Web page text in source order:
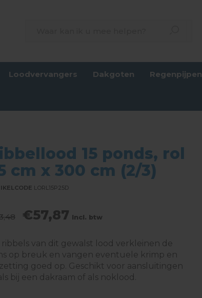
Loodvervangers Dakgoten Regenpijpen
15 ponds, rol
cm x 300 cm (2/3)
LORL15P25D
€57,87 Incl. btw
ribbels van dit gewalst lood verkleinen de
op breuk en vangen eventuele krimp en
goed op. Geschikt voor aansluitingen
bij een dakraam of als noklood.